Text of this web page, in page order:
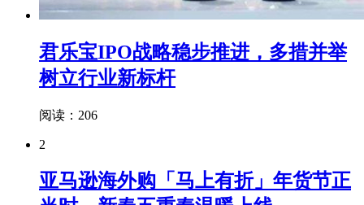
君乐宝IPO战略稳步推进，多措并举
树立行业新标杆
阅读：206
2
亚马逊海外购「马上有折」年货节正